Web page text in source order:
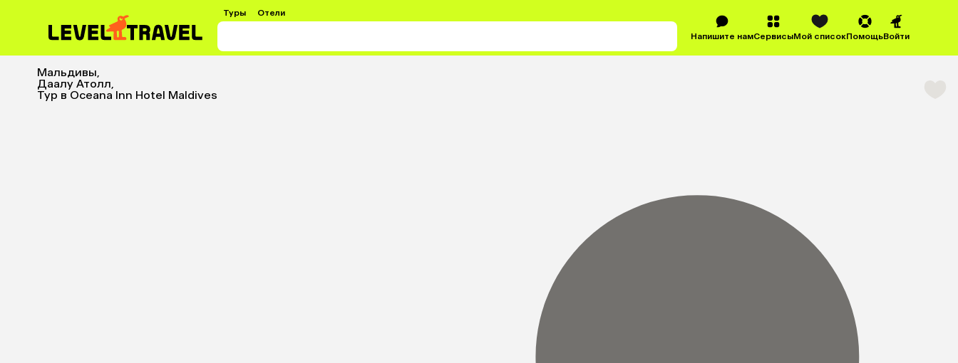
Туры Отели
Напишите намСервисыМой списокПомощьВойти
Мальдивы,
Даалу Атолл,
Тур в Oceana Inn Hotel Maldives